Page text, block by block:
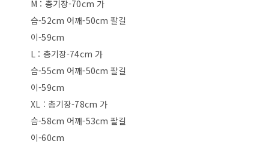
M : 총기장-70cm 가
슴-52cm 어깨-50cm 팔길
이-59cm
L : 총기장-74cm 가
슴-55cm 어깨-50cm 팔길
이-59cm
XL : 총기장-78cm 가
슴-58cm 어깨-53cm 팔길
이-60cm